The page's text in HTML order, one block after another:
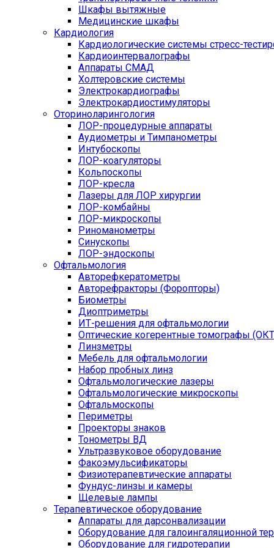
Шкафы вытяжные
Медицинские шкафы
Кардиология
Кардиологические системы стресс-
Кардиоинтервалографы
Аппараты СМАД
Холтеровские системы
Электрокардиографы
Электрокардиостимуляторы
Оториноларингология
ЛОР-процедурные аппараты
Аудиометры и Тимпанометры
Интубоскопы
ЛОР-коагуляторы
Кольпоскопы
ЛОР-кресла
Лазеры для ЛОР хирургии
ЛОР-комбайны
ЛОР-микроскопы
Риноманометры
Синускопы
ЛОР-эндоскопы
Офтальмология
Авторефкератометры
Авторефракторы (Форопторы)
Биометры
Диоптриметры
ИТ-решения для офтальмологии
Оптические когерентные томографы
Линзметры
Мебель для офтальмологии
Набор пробных линз
Офтальмологические лазеры
Офтальмологические микроскопы
Офтальмоскопы
Периметры
Проекторы знаков
Тонометры ВД
Ультразвуковое оборудование
Факоэмульсификаторы
Физиотерапевтические аппараты
Фундус-линзы и камеры
Щелевые лампы
Терапевтическое оборудование
Аппараты для дарсонвализации
Оборудование для галоингаляционной
Оборудование для гидротерапии